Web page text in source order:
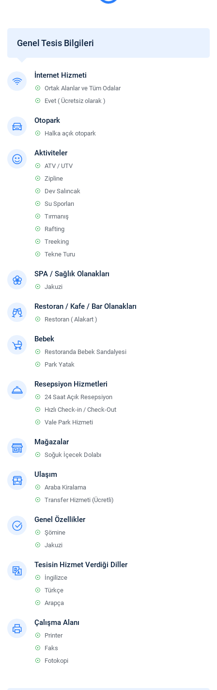
Genel Tesis Bilgileri
İnternet Hizmeti
Ortak Alanlar ve Tüm Odalar
Evet ( Ücretsiz olarak )
Otopark
Halka açık otopark
Aktiviteler
ATV / UTV
Zipline
Dev Salıncak
Su Sporları
Tırmanış
Rafting
Treeking
Tekne Turu
SPA / Sağlık Olanakları
Jakuzi
Restoran / Kafe / Bar Olanakları
Restoran ( Alakart )
Bebek
Restoranda Bebek Sandalyesi
Park Yatak
Resepsiyon Hizmetleri
24 Saat Açık Resepsiyon
Hızlı Check-in / Check-Out
Vale Park Hizmeti
Mağazalar
Soğuk İçecek Dolabı
Ulaşım
Araba Kiralama
Transfer Hizmeti (Ücretli)
Genel Özellikler
Şömine
Jakuzi
Tesisin Hizmet Verdiği Diller
İngilizce
Türkçe
Arapça
Çalışma Alanı
Printer
Faks
Fotokopi